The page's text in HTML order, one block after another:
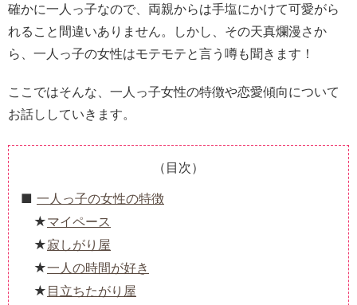
確かに一人っ子なので、両親からは手塩にかけて可愛がら
れること間違いありません。しかし、その天真爛漫さか
ら、一人っ子の女性はモテモテと言う噂も聞きます！
ここではそんな、一人っ子女性の特徴や恋愛傾向について
お話ししていきます。
（目次）
一人っ子の女性の特徴
マイペース
寂しがり屋
一人の時間が好き
目立ちたがり屋